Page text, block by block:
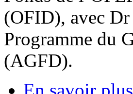
(OFID), avec
Programme du
(AGFD).
En savoir plus